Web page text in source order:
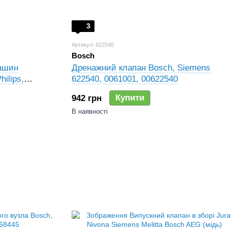
3
Артикул: 622540
Bosch
Дренажний клапан Bosch, Siemens
622540, 0061001, 00622540
942 грн
Купити
В наявності